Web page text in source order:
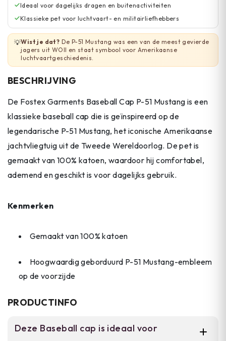
Ideaal voor dagelijks dragen en buitenactiviteiten
Klassieke pet voor luchtvaart- en militairliefhebbers
💡Wist je dat? De P-51 Mustang was een van de meest gevierde
jagers uit WOII en staat symbool voor Amerikaanse
luchtvaartgeschiedenis.
BESCHRIJVING
De Fostex Garments Baseball Cap P-51 Mustang is een
klassieke baseball cap die is geïnspireerd op de
legendarische P-51 Mustang, het iconische Amerikaanse
jachtvliegtuig uit de Tweede Wereldoorlog. De pet is
gemaakt van 100% katoen, waardoor hij comfortabel,
ademend en geschikt is voor dagelijks gebruik.
Kenmerken
Gemaakt van 100% katoen
Hoogwaardig geborduurd P-51 Mustang-embleem
op de voorzijde
PRODUCTINFO
Deze Baseball cap is ideaal voor